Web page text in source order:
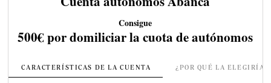
Consigue
500€ por domiliciar la cuota de autónomos
CARACTERÍSTICAS DE LA CUENTA ¿POR QUÉ LA